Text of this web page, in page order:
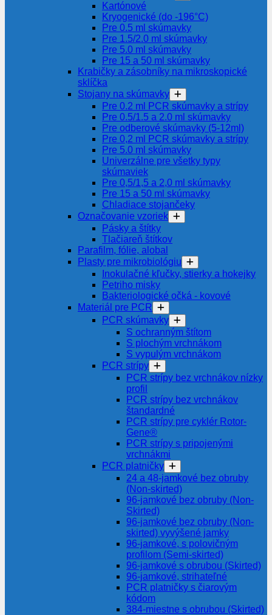
Kartónové
Kryogenické (do -196°C)
Pre 0.5 ml skúmavky
Pre 1.5/2.0 ml skúmavky
Pre 5.0 ml skúmavky
Pre 15 a 50 ml skúmavky
Krabičky a zásobníky na mikroskopické
sklíčka
Stojany na skúmavky
Pre 0.2 ml PCR skúmavky a strípy
Pre 0.5/1.5 a 2.0 ml skúmavky
Pre odberové skúmavky (5-12ml)
Pre 0,2 ml PCR skúmavky a strípy
Pre 5.0 ml skúmavky
Univerzálne pre všetky typy
skúmaviek
Pre 0,5/1,5 a 2,0 ml skúmavky
Pre 15 a 50 ml skúmavky
Chladiace stojančeky
Označovanie vzoriek
Pásky a štítky
Tlačiareň štítkov
Parafilm, fólie, alobal
Plasty pre mikrobiológiu
Inokulačné kľučky, stierky a hokejky
Petriho misky
Bakteriologické očká - kovové
Materiál pre PCR
PCR skúmavky
S ochranným štítom
S plochým vrchnákom
S vypulým vrchnákom
PCR strípy
PCR strípy bez vrchnákov nízky
profil
PCR strípy bez vrchnákov
štandardné
PCR strípy pre cyklér Rotor-
Gene®
PCR strípy s pripojenými
vrchnákmi
PCR platničky
24 a 48-jamkové bez obruby
(Non-skirted)
96-jamkové bez obruby (Non-
Skirted)
96-jamkové bez obruby (Non-
skirted) vyvýšené jamky
96-jamkové, s polovičným
profilom (Semi-skirted)
96-jamkové s obrubou (Skirted)
96-jamkové, strihateľné
PCR platničky s čiarovým
kódom
384-miestne s obrubou (Skirted)